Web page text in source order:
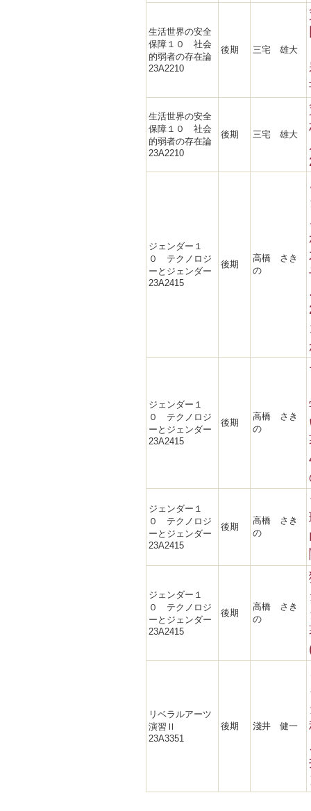
生活世界の安全
保障１０ 社会
的弱者の存在論
23A2210
後期 三宅 雄大
生活世界の安全
保障１０ 社会
的弱者の存在論
23A2210
後期 三宅 雄大
ジェンダー１
０ テクノロジ
ーとジェンダー
23A2415
後期
高橋 さき
の
ジェンダー１
０ テクノロジ
ーとジェンダー
23A2415
後期
高橋 さき
の
ジェンダー１
０ テクノロジ
ーとジェンダー
23A2415
後期
高橋 さき
の
ジェンダー１
０ テクノロジ
ーとジェンダー
23A2415
後期
高橋 さき
の
リベラルアーツ
演習Ⅱ
23A3351
後期 淺井 健一